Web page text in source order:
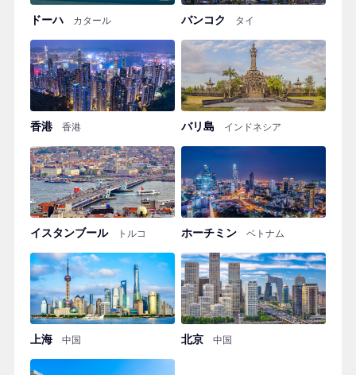
ドーハ カタール バンコク タイ
香港 香港 バリ島 インドネシア
イスタンブール トルコ ホーチミン ベトナム
上海 中国 北京 中国